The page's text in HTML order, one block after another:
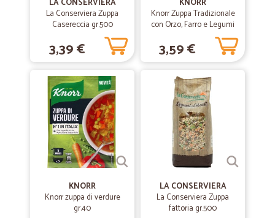
30/04/2019
—Giampiero M.
ottimi... sito, scelte, ed esecuzione ordine.
LA CONSERVIERA
La Conserviera Zuppa
Casereccia gr.500
3,39 €
KNORR
Knorr Zuppa Tradizionale
con Orzo, Farro e Legumi
3,59 €
KNORR
Knorr zuppa di verdure
gr.40
LA CONSERVIERA
La Conserviera Zuppa
fattoria gr.500